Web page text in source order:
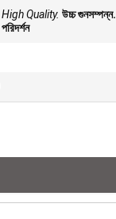
High Quality. উচ্চ গুনসম্পন্ন.
পরিদর্শন